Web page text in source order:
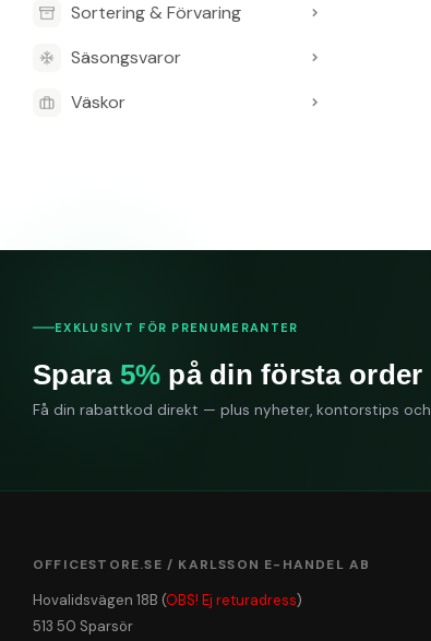
Sortering & Förvaring
Säsongsvaror
Väskor
OFFICESTORE.SE / KARLSSON E-HANDEL AB
Hovalidsvägen 18B (OBS! Ej returadress)
513 50 Sparsör
EXKLUSIVT FÖR PRENUMERANTER
Spara 5% på din första order
Få din rabattkod direkt — plus nyheter, kontorstips och